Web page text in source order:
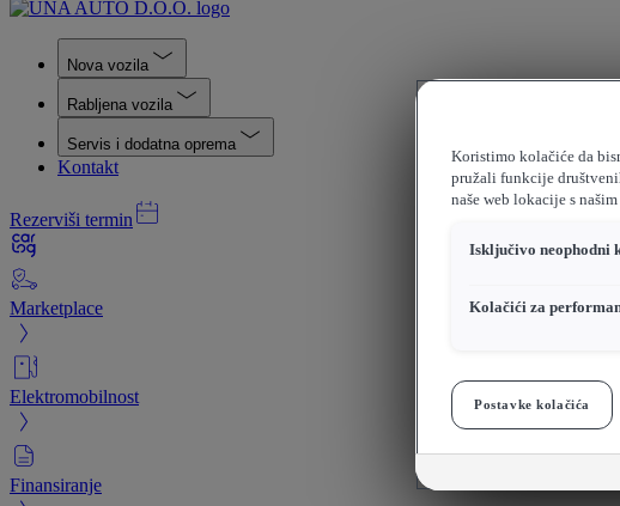
Nova vozila
Rabljena vozila
Servis i dodatna oprema
Kontakt
Rezerviši termin
Marketplace
Elektromobilnost
Finansiranje
Koristimo kolačiće da
pružali funkcije
naše web lokacije s
Isključivo neophodni
Kolačići za
Postavke kolačića